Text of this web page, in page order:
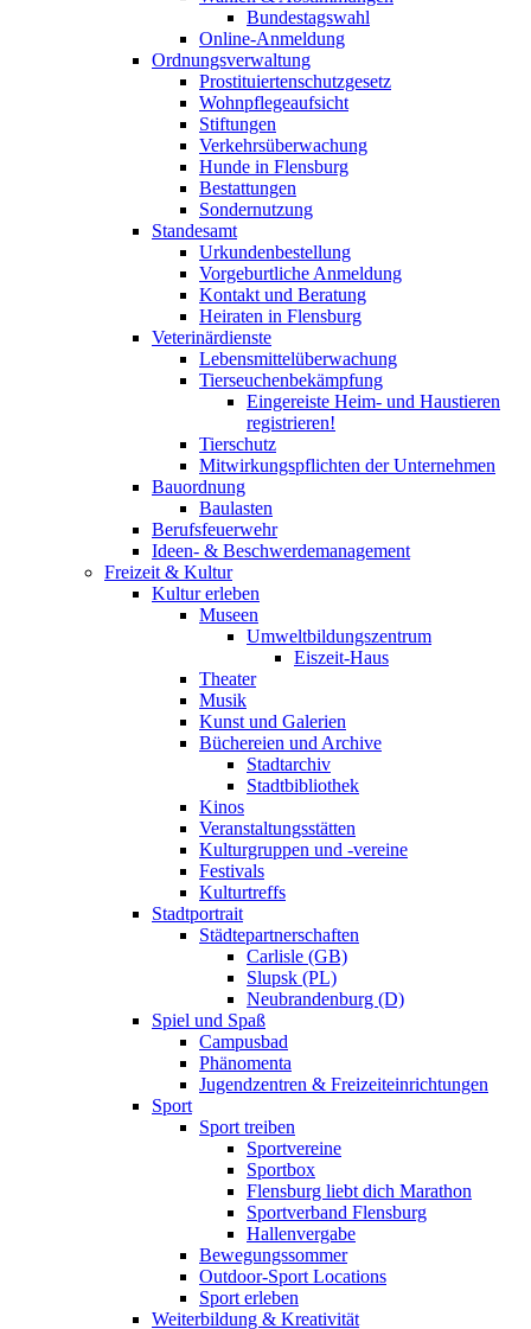
Bundestagswahl
Online-Anmeldung
Ordnungsverwaltung
Prostituiertenschutzgesetz
Wohnpflegeaufsicht
Stiftungen
Verkehrsüberwachung
Hunde in Flensburg
Bestattungen
Sondernutzung
Standesamt
Urkundenbestellung
Vorgeburtliche Anmeldung
Kontakt und Beratung
Heiraten in Flensburg
Veterinärdienste
Lebensmittelüberwachung
Tierseuchenbekämpfung
Eingereiste Heim- und Haustieren
registrieren!
Tierschutz
Mitwirkungspflichten der Unternehmen
Bauordnung
Baulasten
Berufsfeuerwehr
Ideen- & Beschwerdemanagement
Freizeit & Kultur
Kultur erleben
Museen
Umweltbildungszentrum
Eiszeit-Haus
Theater
Musik
Kunst und Galerien
Büchereien und Archive
Stadtarchiv
Stadtbibliothek
Kinos
Veranstaltungsstätten
Kulturgruppen und -vereine
Festivals
Kulturtreffs
Stadtportrait
Städtepartnerschaften
Carlisle (GB)
Slupsk (PL)
Neubrandenburg (D)
Spiel und Spaß
Campusbad
Phänomenta
Jugendzentren & Freizeiteinrichtungen
Sport
Sport treiben
Sportvereine
Sportbox
Flensburg liebt dich Marathon
Sportverband Flensburg
Hallenvergabe
Bewegungssommer
Outdoor-Sport Locations
Sport erleben
Weiterbildung & Kreativität